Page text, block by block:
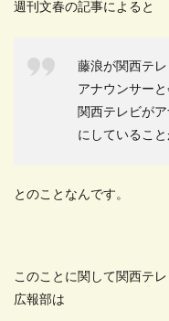
週刊文春の記事によると
藤浪が関西テ
アナウンサーと
関西テレビが
にしていること
とのことなんです。
このことに関して関西テ
広報部は